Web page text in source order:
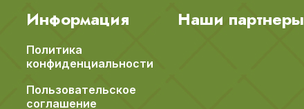
Информация
Политика
конфиденциальности
Пользовательское
соглашение
Наши партнеры